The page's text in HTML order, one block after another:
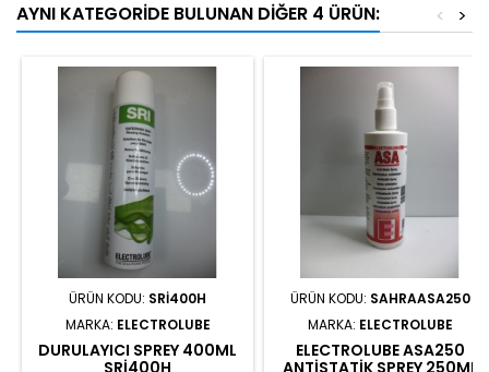
AYNI KATEGORIDE BULUNAN DIĞER 4 ÜRÜN: >
<
ÜRÜN KODU: SRI400H
MARKA: ELECTROLUBE
DURULAYICI SPREY 400ML
ÜRÜN KODU: SAHRAASA250
MARKA: ELECTROLUBE
ELECTROLUBE ASA250